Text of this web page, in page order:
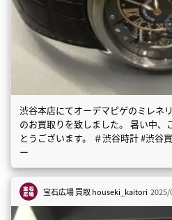
渋谷本店にてオーデマピゲのミレネ
のお買取りを致しました。 暑い中、
とうございます。 ＃渋谷時計 #渋谷
ー
宝石広場 買取houseki_kaitori 2025/